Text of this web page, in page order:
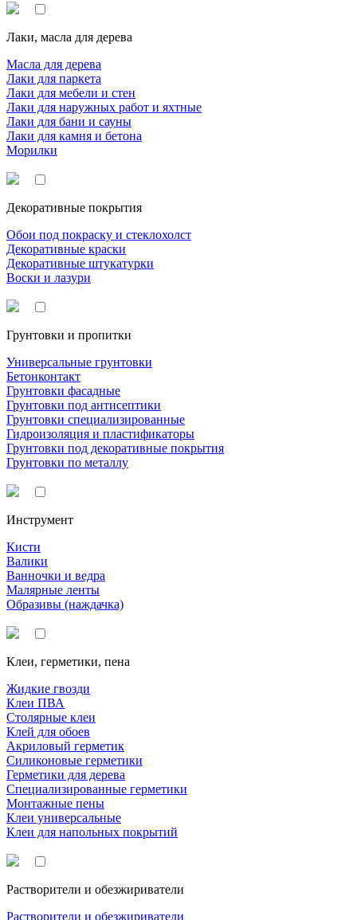
Лаки, масла для дерева
Масла для дерева
Лаки для паркета
Лаки для мебели и стен
Лаки для наружных работ и яхтные
Лаки для бани и сауны
Лаки для камня и бетона
Морилки
Декоративные покрытия
Обои под покраску и стеклохолст
Декоративные краски
Декоративные штукатурки
Воски и лазури
Грунтовки и пропитки
Универсальные грунтовки
Бетонконтакт
Грунтовки фасадные
Грунтовки под антисептики
Грунтовки специализированные
Гидроизоляция и пластификаторы
Грунтовки под декоративные покрытия
Грунтовки по металлу
Инструмент
Кисти
Валики
Ванночки и ведра
Малярные ленты
Образивы (наждачка)
Клеи, герметики, пена
Жидкие гвозди
Клеи ПВА
Столярные клеи
Клей для обоев
Акриловый герметик
Силиконовые герметики
Герметики для дерева
Специализированные герметики
Монтажные пены
Клеи универсальные
Клеи для напольных покрытий
Растворители и обезжириватели
Растворители и обезжириватели